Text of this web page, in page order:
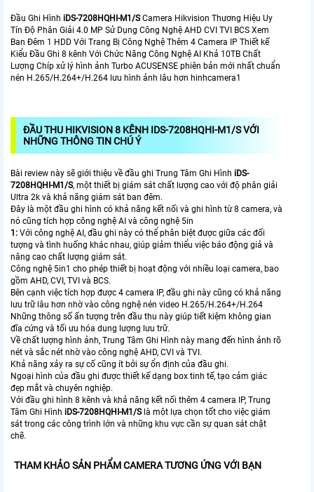
Đầu Ghi Hình iDS-7208HQHI-M1/SCamera Hikvision Thương Hiệu Uy
Tín Độ Phân Giải 4.0 MP Sử Dụng Công Nghệ AHD CVI TVI BCS Xem
Ban Đêm 1 HDD Với Trang Bị Công Nghệ Thêm 4 Camera IP Thiết kế
Kiểu Đầu Ghi 8 kênh Với Chức Năng Công Nghệ AI Khả 10TB Chất
Lượng Chíp xử lý hình ảnh Turbo ACUSENSE phiên bản mới nhất chuẩn
nén H.265/H.264+/H.264 lưu hình ảnh lâu hơn hinhcamera1
ĐẦU THU HIKVISION 8 KÊNH IDS-7208HQHI-M1/S VỚI
NHỮNG THÔNG TIN CHÚ Ý
Bài review này sẽ giới thiệu về đầu ghi Trung Tâm Ghi Hình iDS-
7208HQHI-M1/S, một thiết bị giám sát chất lượng cao với độ phân giải
Ultra 2k và khả năng giám sát ban đêm.
Đây là một đầu ghi hình có khả năng kết nối và ghi hình từ 8 camera, và
nó cũng tích hợp công nghệ AI và công nghệ 5in
1: Với công nghệ AI, đầu ghi này có thể phân biệt được giữa các đối
tượng và tình huống khác nhau, giúp giảm thiểu việc báo động giả và
nâng cao chất lượng giám sát.
Công nghệ 5in1 cho phép thiết bị hoạt động với nhiều loại camera, bao
gồm AHD, CVI, TVI và BCS.
Bên cạnh việc tích hợp được 4 camera IP, đầu ghi này cũng có khả năng
lưu trữ lâu hơn nhờ vào công nghệ nén video H.265/H.264+/H.264
Những thông số ấn tượng trên đầu thu này giúp tiết kiệm không gian
đĩa cứng và tối ưu hóa dung lượng lưu trữ.
Về chất lượng hình ảnh, Trung Tâm Ghi Hình này mang đến hình ảnh rõ
nét và sắc nét nhờ vào công nghệ AHD, CVI và TVI.
Khả năng xảy ra sự cố cũng ít bởi sự ổn định của đầu ghi.
Ngoại hình của đầu ghi được thiết kế dạng box tinh tế, tạo cảm giác
đẹp mắt và chuyên nghiệp.
Với đầu ghi hình 8 kênh và khả năng kết nối thêm 4 camera IP, Trung
Tâm Ghi Hình iDS-7208HQHI-M1/Slà một lựa chọn tốt cho việc giám
sát trong các công trình lớn và những khu vực cần sự quan sát chặt
chẽ.
THAM KHẢO SẢN PHẨM CAMERA TƯƠNG ỨNG VỚI BẠN